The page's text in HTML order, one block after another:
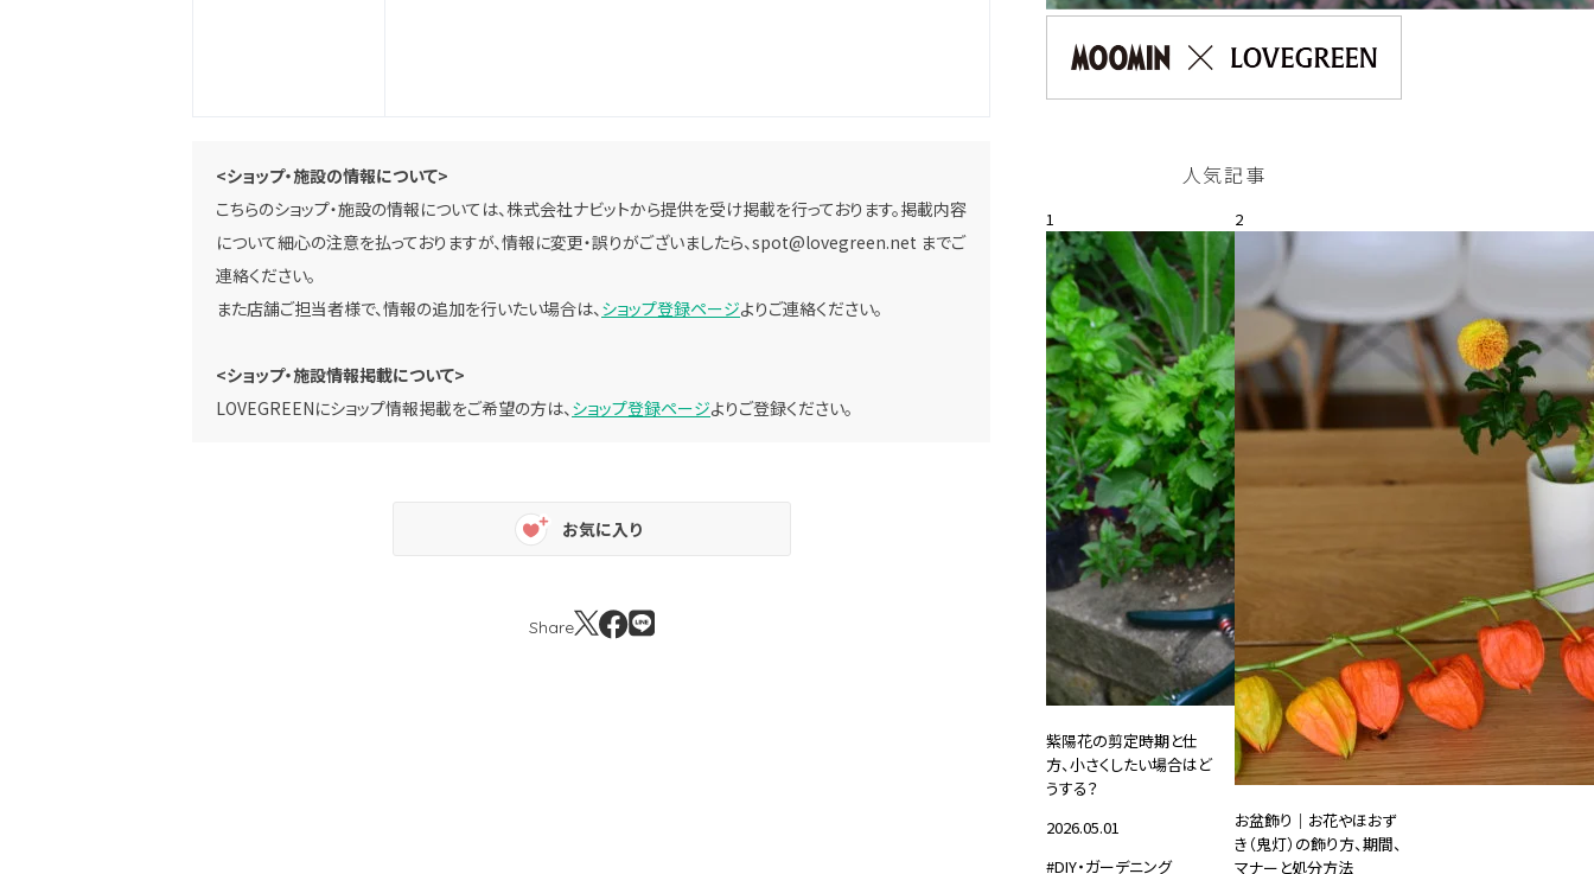
<ショップ・施設の情報について>
こちらのショップ・施設の情報については、株式会社ナビットから提供を受け掲載を行っております。掲載内容
について細心の注意を払っておりますが、情報に変更・誤りがございましたら、spot@lovegreen.net までご
連絡ください。
また店舗ご担当者様で、情報の追加を行いたい場合は、ショップ登録ページよりご連絡ください。
<ショップ・施設情報掲載について>
LOVEGREENにショップ情報掲載をご希望の方は、ショップ登録ページよりご登録ください。
お気に入り
Share
人気記事
1
紫陽花の剪定時期と仕
方、小さくしたい場合はど
うする？
2026.05.01
#DIY・ガーデニング
2
お盆飾り｜お花やほおず
き（鬼灯）の飾り方、期間、
マナーと処分方法